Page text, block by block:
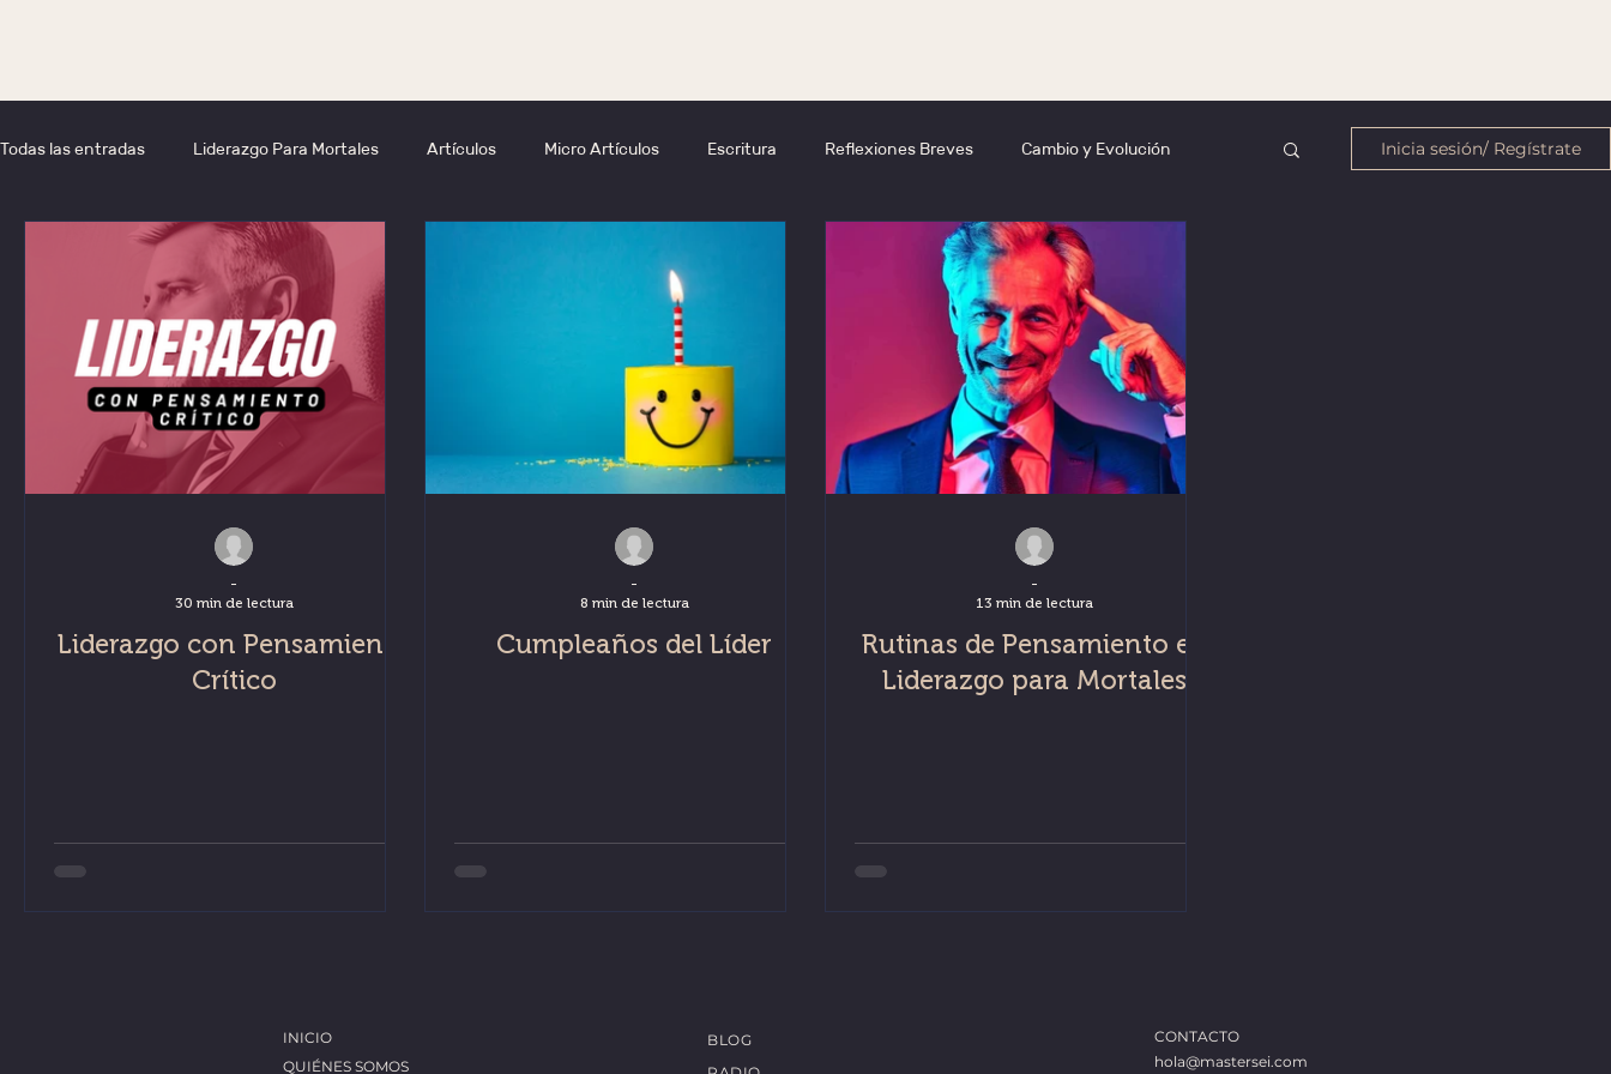
Todas las entradas Liderazgo Para Mortales Artículos Micro Artículos Escritura Reflexiones Breves Cambio y Evolución
Neuro Coaching Liderazgo Inteligencia mental Lenguaje
Pregunta Cumpleaños Cambio Inteligencia Emocional Emociones ChatGPT
Coaches, Mentores Terapeutas, Consultores Liderazgo con ChatGPT Liderazgo con IA Inteligencia Artificial
Inicia sesión/ Regístrate
Liderazgo con Pensamiento
Crítico
-
30 min de lectura
Cumpleaños del Líder
-
8 min de lectura
Rutinas de Pensamiento en
Liderazgo para Mortales
-
13 min de lectura
INICIO
QUIÉNES SOMOS
BLOG
CONTACTO
hola@mastersei.com